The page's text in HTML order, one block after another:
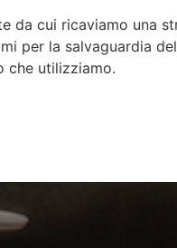
da cui ricaviamo una
per la salvaguardia
che utilizziamo.